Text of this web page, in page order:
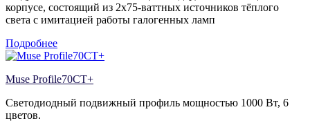
корпусе, состоящий из 2х75-ваттных источников тёплого
света с имитацией работы галогенных ламп
Подробнее
Muse Profile70CT+
Светодиодный подвижный профиль мощностью 1000 Вт, 6
цветов.